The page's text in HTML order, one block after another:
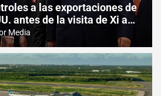
a las exportaciones de
antes de la visita de Xi a
Media